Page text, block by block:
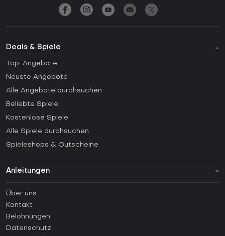
Deals & Spiele
Top-Angebote
Neuste Angebote
Alle Angebote durchsuchen
Beliebte Spiele
Kostenlose Spiele
Alle Spiele durchsuchen
Spieleshops & Gutscheine
Anleitungen
Anleitungen
Wie aktiviert man einen Steam CD Key?
Wie aktiviert man einen Epic Games CD Key?
Über uns
Kontakt
Belohnungen
Datenschutz